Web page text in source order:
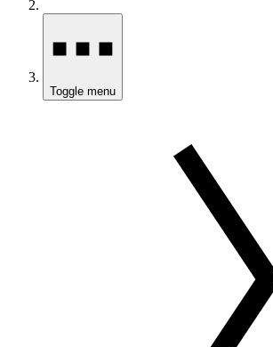
Toggle menu